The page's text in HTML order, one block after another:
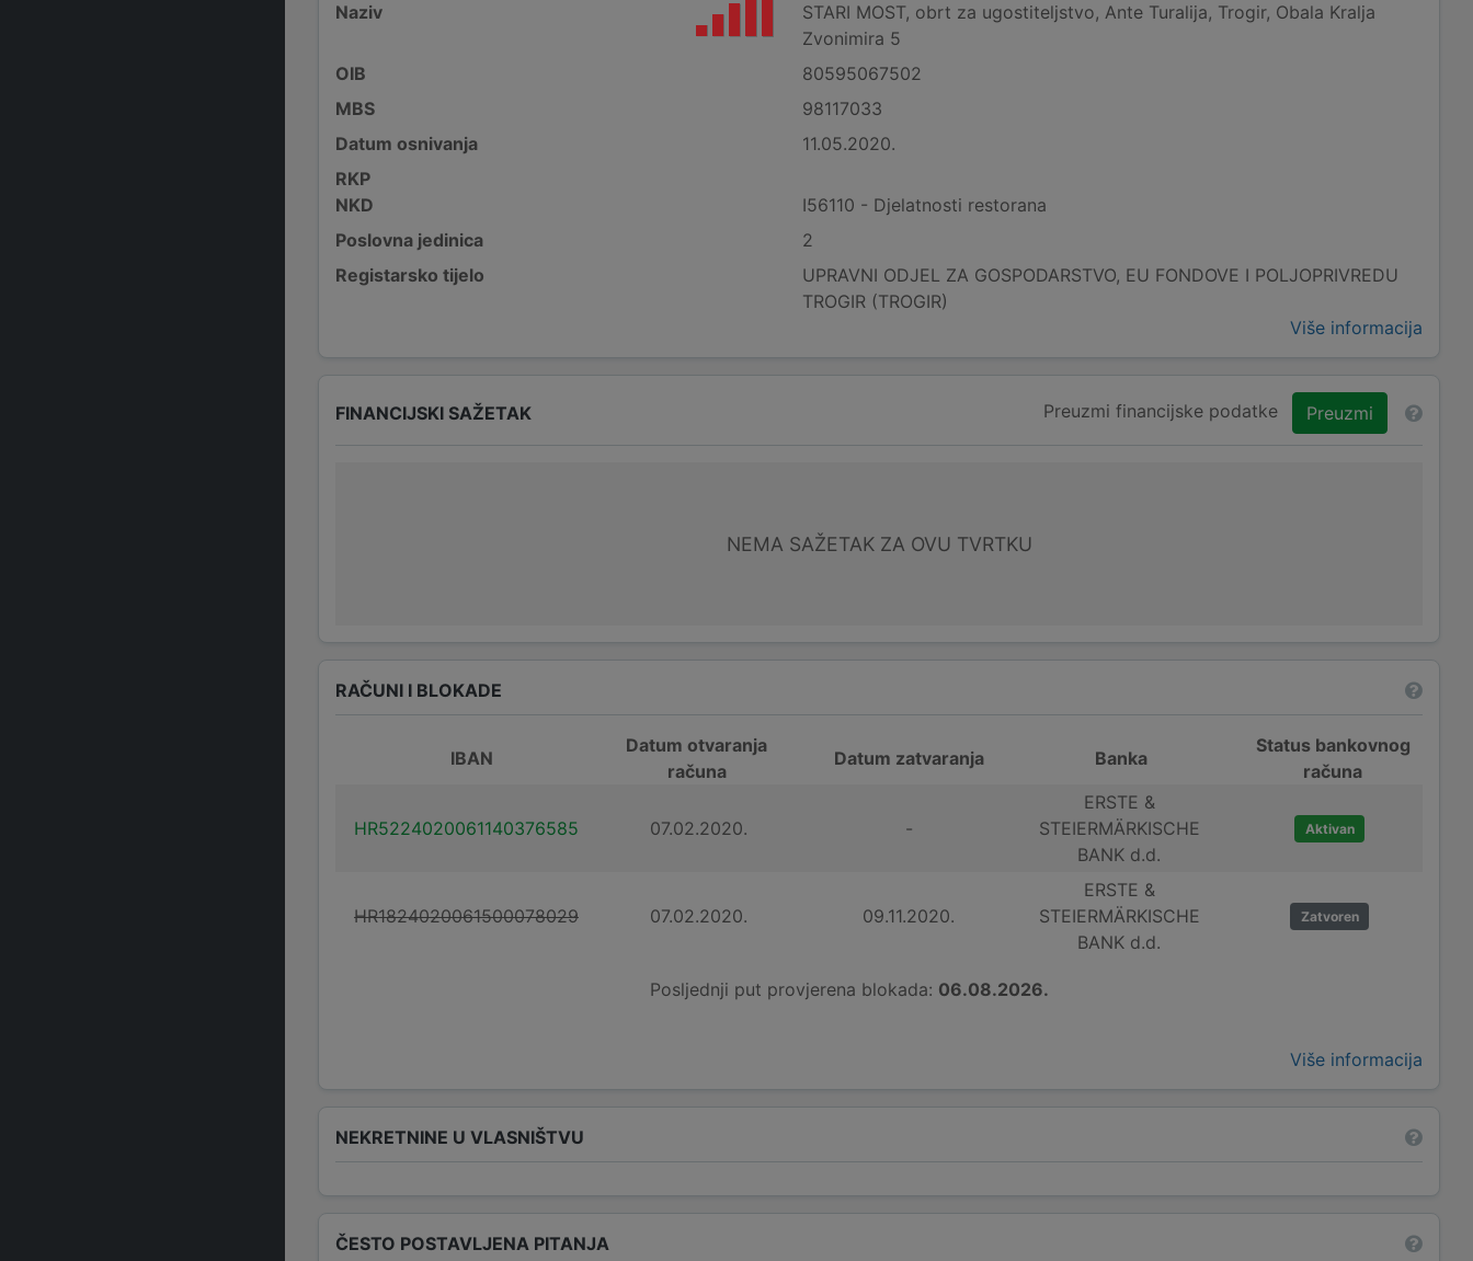
Naziv
STARI MOST, obrt za ugostiteljstvo, Ante Turalija, Trogir, Obala Kralja
Zvonimira 5
OIB
80595067502
MBS
98117033
Datum osnivanja
11.05.2020.
RKP
NKD
I56110 - Djelatnosti restorana
Poslovna jedinica
2
Registarsko tijelo
UPRAVNI ODJEL ZA GOSPODARSTVO, EU FONDOVE I POLJOPRIVREDU
TROGIR (TROGIR)
Više informacija
FINANCIJSKI SAŽETAK Preuzmi financijske podatke Preuzmi
NEMA SAŽETAK ZA OVU TVRTKU
RAČUNI I BLOKADE
IBAN
Datum otvaranja
računa
Datum zatvaranja Banka
Status bankovnog
računa
HR5224020061140376585 07.02.2020. -
ERSTE &
STEIERMÄRKISCHE
BANK d.d.
Aktivan
HR1824020061500078029 07.02.2020. 09.11.2020.
ERSTE &
STEIERMÄRKISCHE
BANK d.d.
Zatvoren
Posljednji put provjerena blokada: 06.08.2026.
Više informacija
NEKRETNINE U VLASNIŠTVU
ČESTO POSTAVLJENA PITANJA